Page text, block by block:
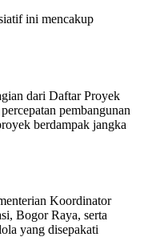
ini mencakup
dari Daftar Proyek
pembangunan
berdampak jangka
Koordinator
Bogor Raya, serta
yang disepakati